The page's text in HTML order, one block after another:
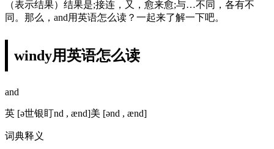
（表示结果）结果是;接连，又，愈来愈;与…不同，各有不
同。那么，and用英语怎么读？一起来了解一下吧。
windy用英语怎么读
and
英 [ə世银盯nd , ænd]美 [ənd , ænd]
词典释义